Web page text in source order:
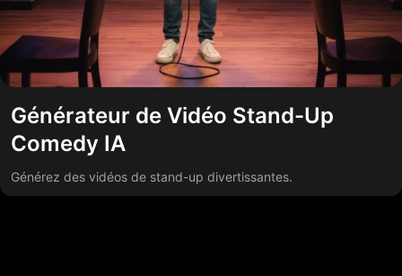
Générateur de Vidéo Stand-Up
Comedy IA
Générez des vidéos de stand-up divertissantes.